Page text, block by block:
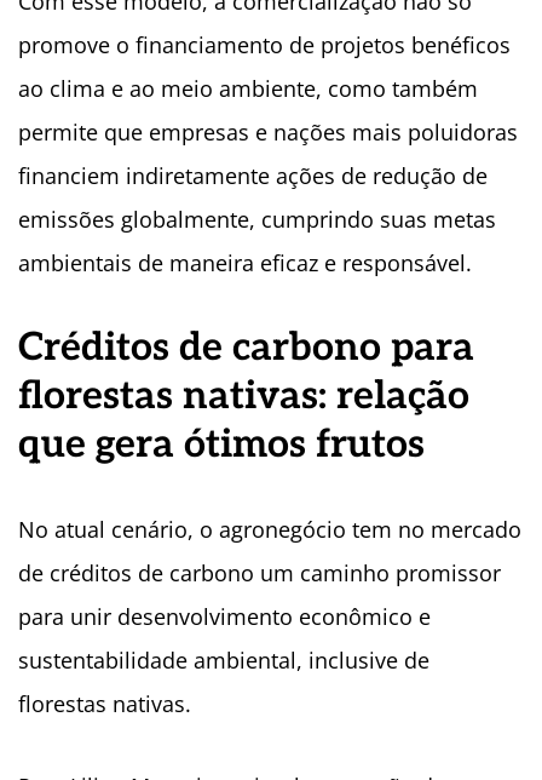
promove o financiamento de projetos benéficos
ao clima e ao meio ambiente, como também
permite que empresas e nações mais poluidoras
financiem indiretamente ações de redução de
emissões globalmente, cumprindo suas metas
ambientais de maneira eficaz e responsável.
Créditos de carbono para
florestas nativas: relação
que gera ótimos frutos
No atual cenário, o agronegócio tem no mercado
de créditos de carbono um caminho promissor
para unir desenvolvimento econômico e
sustentabilidade ambiental, inclusive de
florestas nativas.